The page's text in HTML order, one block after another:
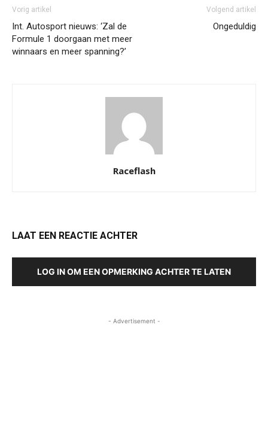
Vorig artikel
Int. Autosport nieuws: ‘Zal de
Formule 1 doorgaan met meer
winnaars en meer spanning?’
Volgend artikel
Ongeduldig
Raceflash
LAAT EEN REACTIE ACHTER
LOG IN OM EEN OPMERKING ACHTER TE LATEN
- Advertisement -